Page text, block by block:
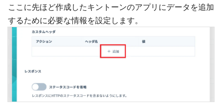
ここに先ほど作成したキントーンのアプリにデータを追加
するために必要な情報を設定します。